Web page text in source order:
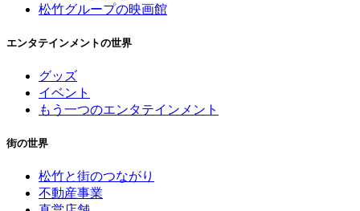
松竹グループの映画館
エンタテインメントの世界
グッズ
イベント
もう一つのエンタテインメント
街の世界
松竹と街のつながり
不動産事業